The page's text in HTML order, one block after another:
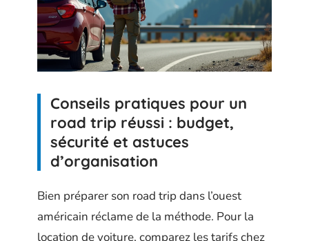
Conseils pratiques pour un
road trip réussi : budget,
sécurité et astuces
d’organisation
Bien préparer son road trip dans l’ouest
américain réclame de la méthode. Pour la
location de voiture, comparez les tarifs chez